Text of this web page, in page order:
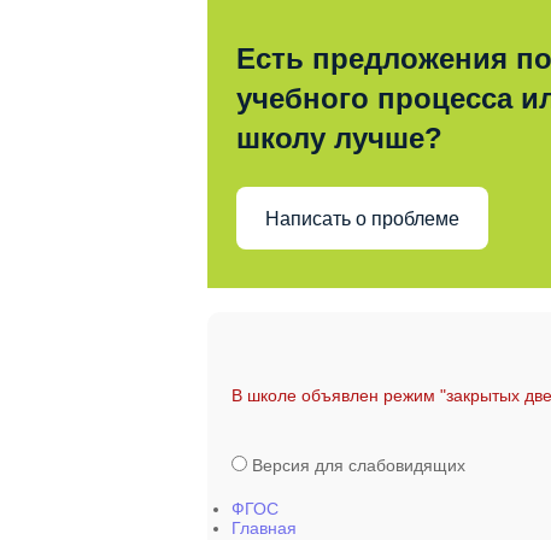
Есть предложения
учебного процесса
школу лучше?
Написать о проблеме
В школе объявлен режим "закрытых
Версия для слабовидящих
ФГОС
Главная